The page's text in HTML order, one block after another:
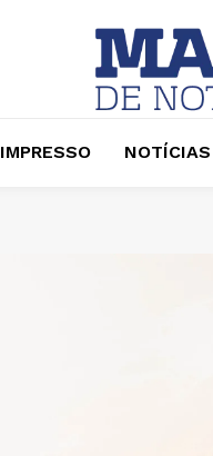
IMPRESSO NOTÍCIAS